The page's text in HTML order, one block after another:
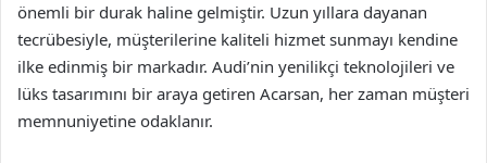
önemli bir durak haline gelmiştir. Uzun yıllara dayanan
tecrübesiyle, müşterilerine kaliteli hizmet sunmayı kendine
ilke edinmiş bir markadır. Audi’nin yenilikçi teknolojileri ve
lüks tasarımını bir araya getiren Acarsan, her zaman müşteri
memnuniyetine odaklanır.